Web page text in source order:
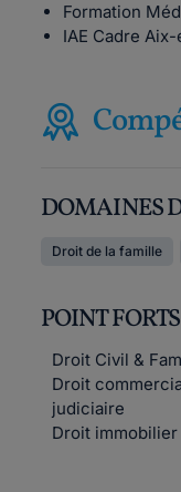
Formation
IAE Cadre
DOMAINES
Droit de la famille
POINT FORTS
Droit Civil &
Droit
judiciaire
Droit